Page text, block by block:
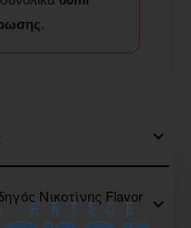
.
Νικοτίνης Flavor